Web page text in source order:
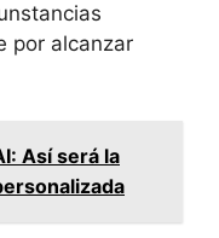
por alcanzar
Así será la